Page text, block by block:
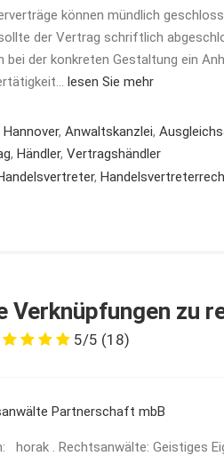
können mündlich
der Vertrag schriftlich
bei der konkreten Gestaltung ein
lesen Sie mehr
, Anwaltskanzlei,
, Händler, Vertragshändler
,
Verknüpfungen zu
5/5 (18)
Partnerschaft mbB
horak . Rechtsanwälte: Geistiges